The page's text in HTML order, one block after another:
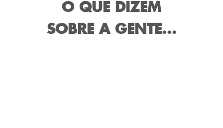
O QUE DIZEM
SOBRE A GENTE...